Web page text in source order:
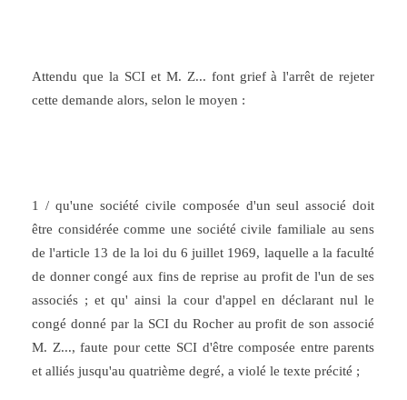
Attendu que la SCI et M. Z... font grief à l'arrêt de rejeter
cette demande alors, selon le moyen :
1 / qu'une société civile composée d'un seul associé doit
être considérée comme une société civile familiale au sens
de l'article 13 de la loi du 6 juillet 1969, laquelle a la faculté
de donner congé aux fins de reprise au profit de l'un de ses
associés ; et qu' ainsi la cour d'appel en déclarant nul le
congé donné par la SCI du Rocher au profit de son associé
M. Z..., faute pour cette SCI d'être composée entre parents
et alliés jusqu'au quatrième degré, a violé le texte précité ;